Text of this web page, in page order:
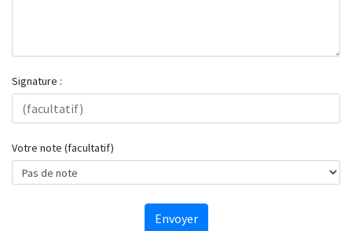
Signature :
Votre note (facultatif)
Envoyer